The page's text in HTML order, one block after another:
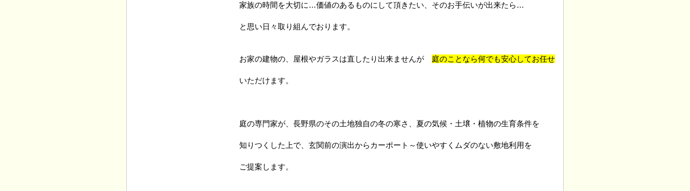
家族の時間を大切に…価値のあるものにして頂きたい、そのお手伝いが出来たら…
と思い日々取り組んでおります。
お家の建物の、屋根やガラスは直したり出来ませんが 庭のことなら何でも安心してお任せ
いただけます。
庭の専門家が、長野県のその土地独自の冬の寒さ、夏の気候・土壌・植物の生育条件を
知りつくした上で、玄関前の演出からカーポート～使いやすくムダのない敷地利用を
ご提案します。